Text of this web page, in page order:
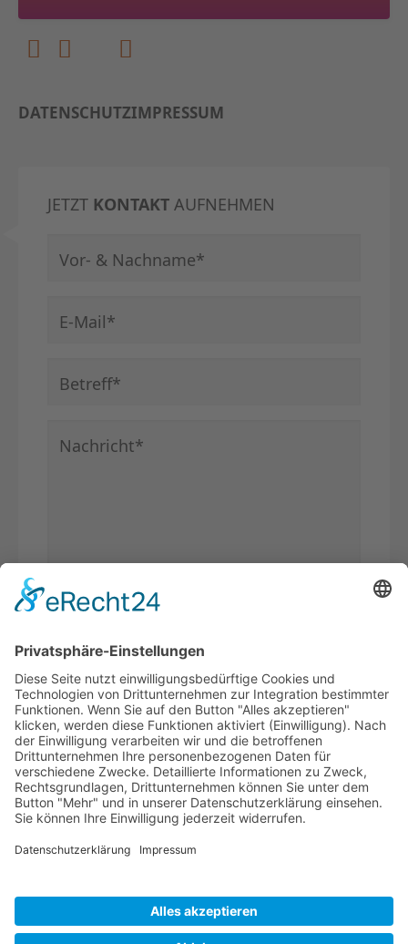
DATENSCHUTZIMPRESSUM
JETZT KONTAKT AUFNEHMEN
Pflichtfeld
Vor- & Nachname*
Pflichtfeld
E-Mail*
Pflichtfeld
Betreff*
Pflichtfeld
Nachricht*
die Summe aus 9 und 2?
Ich habe dieDatenschutzerklärung
gelesen und akzeptiere*
* Pflichtfelder
WERDEN SIEBVK-MITGLIED!